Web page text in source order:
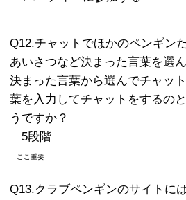
Q12.チャットでほかのペンギン
あいさつなど決まった言葉を選
決まった言葉から選んでチャッ
葉を入力してチャットをするの
うですか？
5段階
ここ重要
Q13.クラブペンギンのサイトに